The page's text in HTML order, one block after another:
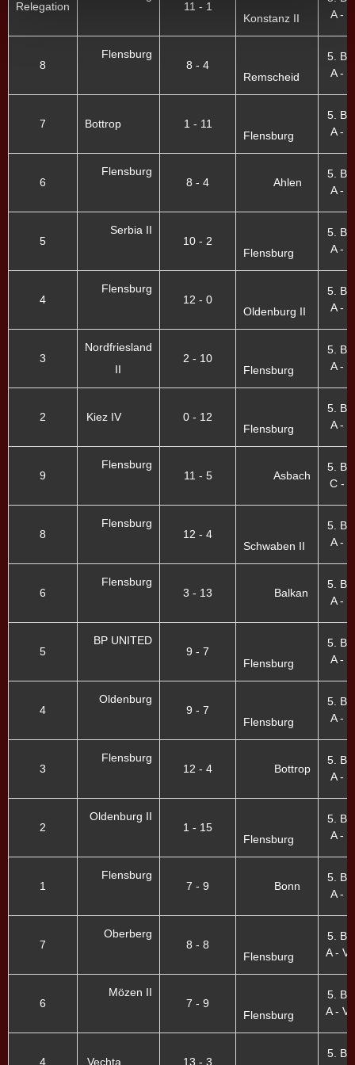
Relegation
11 - 1
Konstanz II
A -
8
Flensburg
8 - 4
Remscheid
5.
A -
7 Bottrop
1 - 11
Flensburg
5.
A -
6
Flensburg
8 - 4
Ahlen
5.
A -
5
Serbia II
10 - 2
Flensburg
5.
A -
4
Flensburg
12 - 0
Oldenburg II
5.
A -
3
Nordfriesland
II
2 - 10
Flensburg
5.
A -
2 Kiez IV
0 - 12
Flensburg
5.
A -
9
Flensburg
11 - 5
Asbach
5.
C -
8
Flensburg
12 - 4
Schwaben II
5.
A -
6
Flensburg
3 - 13
Balkan
5.
A -
5
BP UNITED
9 - 7
Flensburg
5.
A -
4
Oldenburg
9 - 7
Flensburg
5.
A -
3
Flensburg
12 - 4
Bottrop
5.
A -
2
Oldenburg II
1 - 15
Flensburg
5.
A -
1
Flensburg
7 - 9
Bonn
5.
A -
7
Oberberg
8 - 8
Flensburg
5.
A -
6
Mözen II
7 - 9
Flensburg
5.
A -
4 Vechta 13 - 3
5.